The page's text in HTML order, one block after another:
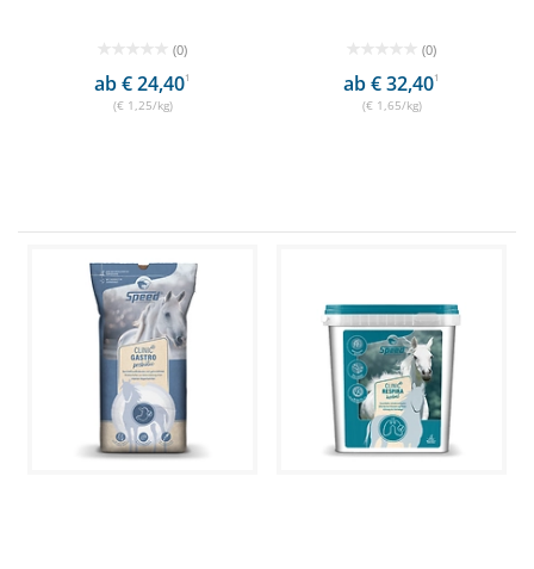
(0)
ab € 24,401
(€ 1,25/kg)
(0)
ab € 32,401
(€ 1,65/kg)